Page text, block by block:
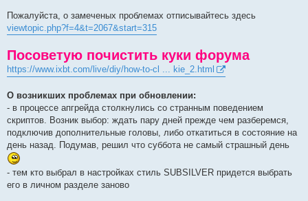
Пожалуйста, о замеченых проблемах отписывайтесь здесь
viewtopic.php?f=4&t=2067&start=315
Посоветую почистить куки форума
https://www.ixbt.com/live/diy/how-to-cl ... kie_2.html
О возникших проблемах при обновлении:
- в процессе апгрейда столкнулись со странным поведением
скриптов. Возник выбор: ждать пару дней прежде чем разберемся,
подключив дополнительные головы, либо откатиться в состояние на
день назад. Подумав, решил что суббота не самый страшный день
- тем кто выбрал в настройках стиль SUBSILVER придется выбрать
его в личном разделе заново